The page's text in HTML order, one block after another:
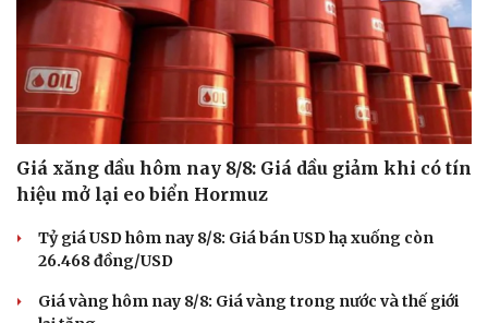
Doanh nghiệp
Thông tin doanh nghiệp
Doanh nghiệp 24h
Vì cộng đồng
Công nghệ
Sành điệu
Tin Công nghệ
Chuyển đổi số
Giá xăng dầu hôm nay 8/8: Giá dầu giảm khi có tín
hiệu mở lại eo biển Hormuz
Tỷ giá USD hôm nay 8/8: Giá bán USD hạ xuống còn
26.468 đồng/USD
Giá vàng hôm nay 8/8: Giá vàng trong nước và thế giới